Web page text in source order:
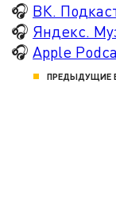
🎧 ВК.
🎧 Яндекс.
🎧Apple
ПРЕДЫДУЩИЕ